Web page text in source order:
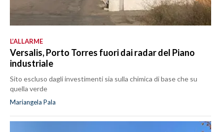
L’ALLARME
Versalis, Porto Torres fuori dai radar del Piano
industriale
Sito escluso dagli investimenti sia sulla chimica di base che su
quella verde
Mariangela Pala